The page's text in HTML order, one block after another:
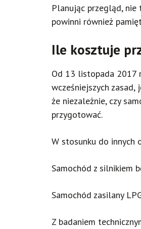
Planując przegląd,
powinni również
Ile kosztuje
Od 13 listopada 2017
wcześniejszych zasad,
że niezależnie, czy
przygotować.
W stosunku do innych
Samochód z silnikiem
Samochód zasilany
Z badaniem